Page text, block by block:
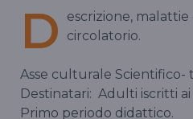
D
escrizione,
circolatorio.
Asse culturale Scientifico-
Destinatari: Adulti iscritti
Primo periodo didattico.